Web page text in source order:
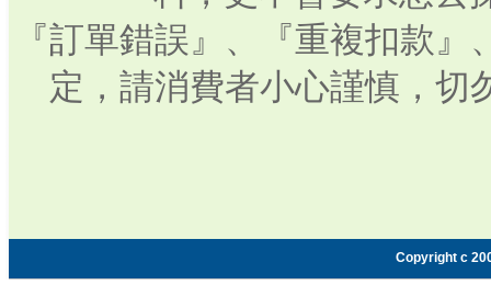
『訂單錯誤』、『重複扣款
定，請消費者小心謹慎，切
Copyright c